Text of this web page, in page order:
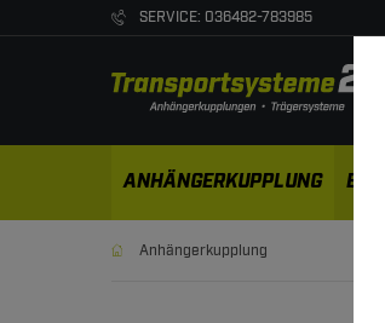
SERVICE: 036482-783985
ANHÄNGERKUPPLUNG
Anhängerkupplung